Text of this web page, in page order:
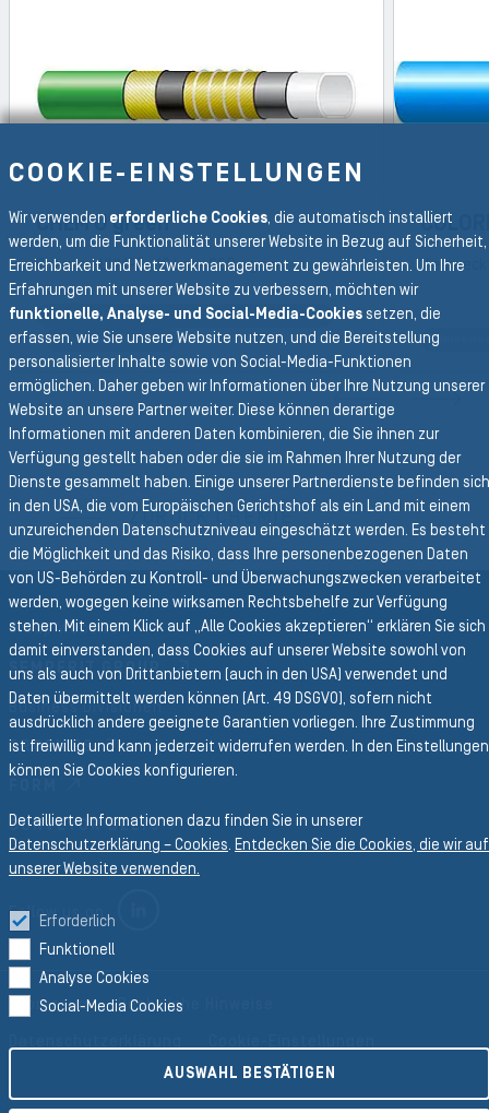
CHEM U green
Chemie - UHMPE - 16 bar - S&D - grün
Schlauch für die Petrochemische Industrie
Chemieschlauch
Vielzweck
SLIDE
Zurück zur Hauptnavigation
ZURÜCK CHEMIE
Group Website
SEMPERIT GROUP
Business Divisionen
PROFILES
CONVEYOR BELTS
Follow us on
Impressum Rechtliche Hinweise
COOKIE-EINSTELLUNGEN
Wir verwenden erforderliche Cookies, die automatisch installiert
werden, um die Funktionalität unserer Website in Bezug auf Sicherheit,
Erreichbarkeit und Netzwerkmanagement zu gewährleisten. Um Ihre
Erfahrungen mit unserer Website zu verbessern, möchten wir
funktionelle, Analyse- und Social-Media-Cookiessetzen, die
erfassen, wie Sie unsere Website nutzen, und die Bereitstellung
personalisierter Inhalte sowie von Social-Media-Funktionen
ermöglichen. Daher geben wir Informationen über Ihre Nutzung unserer
Website an unsere Partner weiter. Diese können derartige
Informationen mit anderen Daten kombinieren, die Sie ihnen zur
Verfügung gestellt haben oder die sie im Rahmen Ihrer Nutzung der
Dienste gesammelt haben. Einige unserer Partnerdienste befinden sich
in den USA, die vom Europäischen Gerichtshof als ein Land mit einem
unzureichenden Datenschutzniveau eingeschätzt werden. Es besteht
die Möglichkeit und das Risiko, dass Ihre personenbezogenen Daten
von US-Behörden zu Kontroll- und Überwachungszwecken verarbeitet
werden, wogegen keine wirksamen Rechtsbehelfe zur Verfügung
stehen. Mit einem Klick auf „Alle Cookies akzeptieren“ erklären Sie sich
damit einverstanden, dass Cookies auf unserer Website sowohl von
uns als auch von Drittanbietern (auch in den USA) verwendet und
Daten übermittelt werden können (Art. 49 DSGVO), sofern nicht
ausdrücklich andere geeignete Garantien vorliegen. Ihre Zustimmung
ist freiwillig und kann jederzeit widerrufen werden. In den Einstellungen
können Sie Cookies konfigurieren.
Detaillierte Informationen dazu finden Sie in unserer
Datenschutzerklärung – Cookies. Entdecken Sie die Cookies, die wir auf
unserer Website verwenden.
Erforderlich
Funktionell
Analyse Cookies
Social-Media Cookies
AUSWAHL BESTÄTIGEN